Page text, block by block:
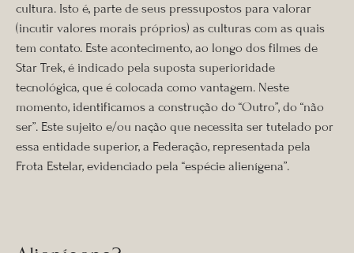
cultura. Isto é, parte de seus pressupostos para valorar
(incutir valores morais próprios) as culturas com as quais
tem contato. Este acontecimento, ao longo dos filmes de
Star Trek, é indicado pela suposta superioridade
tecnológica, que é colocada como vantagem. Neste
momento, identificamos a construção do “Outro”, do “não
ser”. Este sujeito e/ou nação que necessita ser tutelado por
essa entidade superior, a Federação, representada pela
Frota Estelar, evidenciado pela “espécie alienígena”.